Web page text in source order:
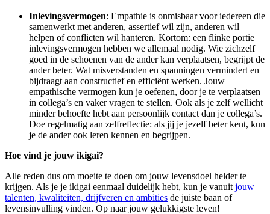
Inlevingsvermogen: Empathie is onmisbaar voor iedereen die
samenwerkt met anderen, assertief wil zijn, anderen wil
helpen of conflicten wil hanteren. Kortom: een flinke portie
inlevingsvermogen hebben we allemaal nodig. Wie zichzelf
goed in de schoenen van de ander kan verplaatsen, begrijpt de
ander beter. Wat misverstanden en spanningen vermindert en
bijdraagt aan constructief en efficiënt werken. Jouw
empathische vermogen kun je oefenen, door je te verplaatsen
in collega’s en vaker vragen te stellen. Ook als je zelf wellicht
minder behoefte hebt aan persoonlijk contact dan je collega’s.
Doe regelmatig aan zelfreflectie: als jij je jezelf beter kent, kun
je de ander ook leren kennen en begrijpen.
Hoe vind je jouw ikigai?
Alle reden dus om moeite te doen om jouw levensdoel helder te
krijgen. Als je je ikigai eenmaal duidelijk hebt, kun je vanuit jouw
talenten, kwaliteiten, drijfveren en ambities de juiste baan of
levensinvulling vinden. Op naar jouw gelukkigste leven!